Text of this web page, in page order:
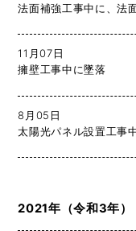
法面補強工事中に、法
11月07日
擁壁工事中に墜落
8月05日
太陽光パネル設置工事
2021年（令和3年）